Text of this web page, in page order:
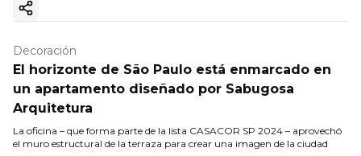
Copiar enlace
Decoración
El horizonte de São Paulo está enmarcado en
un apartamento diseñado por Sabugosa
Arquitetura
La oficina – que forma parte de la lista CASACOR SP 2024 – aprovechó
el muro estructural de la terraza para crear una imagen de la ciudad